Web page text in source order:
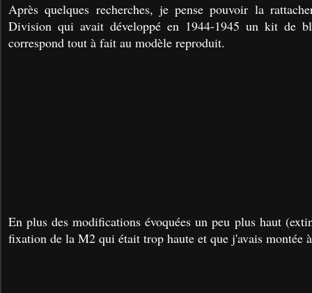
Après quelques recherches, je pense pouvoir la
Division qui avait développé en 1944-1945 un kit de
correspond tout à fait au modèle reproduit.
En plus des modifications évoquées un peu plus haut
fixation de la M2 qui était trop haute et que j'avais montée